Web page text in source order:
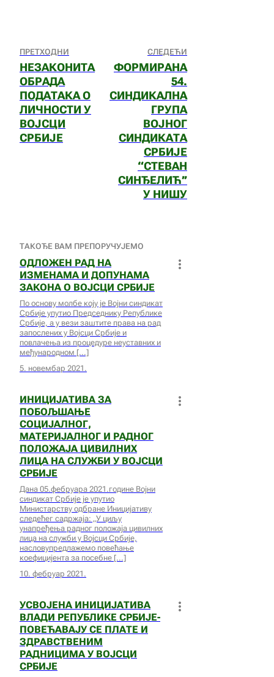
ПРЕТХОДНИ
НЕЗАКОНИТА
ОБРАДА
ПОДАТАКА О
ЛИЧНОСТИ У
ВОЈСЦИ
СРБИЈЕ
СЛЕДЕЋИ
ФОРМИРАНА
54.
СИНДИКАЛНА
ГРУПА
ВОЈНОГ
СИНДИКАТА
СРБИЈЕ
“СТЕВАН
СИНЂЕЛИЋ’’
У НИШУ
ТАКОЂЕ ВАМ ПРЕПОРУЧУЈЕМО
ОДЛОЖЕН РАД НА
ИЗМЕНАМА И ДОПУНАМА
ЗАКОНА О ВОЈСЦИ СРБИЈЕ
По основу молбе коју је Војни синдикат
Србије упутио Председнику Републике
Србије, а у вези заштите права на рад
запослених у Војсци Србије и
повлачења из процедуре неуставних и
међународном
5. новембар 2021.
ИНИЦИЈАТИВА ЗА
ПОБОЉШАЊЕ
СОЦИЈАЛНОГ,
МАТЕРИЈАЛНОГ И РАДНОГ
ПОЛОЖАЈА ЦИВИЛНИХ
ЛИЦА НА СЛУЖБИ У ВОЈСЦИ
СРБИЈЕ
Дана 05.фебруара 2021.године Војни
синдикат Србије је упутио
Министарству одбране Иницијативу
следећег садржаја: „У циљу
унапређења радног положаја цивилних
лица на служби у Војсци Србије,
насловупредлажемо повећање
коефицијента за посебне
10. фебруар 2021.
УСВОЈЕНА ИНИЦИЈАТИВА
ВЛАДИ РЕПУБЛИКЕ СРБИЈЕ-
ПОВЕЋАВАЈУ СЕ ПЛАТЕ И
ЗДРАВСТВЕНИМ
РАДНИЦИМА У ВОЈСЦИ
СРБИЈЕ